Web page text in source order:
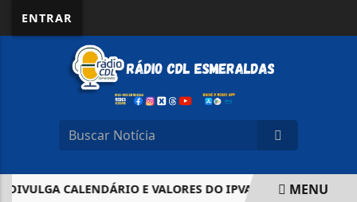
ENTRAR
CALENDÁRIO E VALORES DO IPVA 2026; VEJA COMO
MENU